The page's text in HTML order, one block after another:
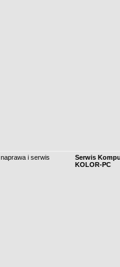
naprawa i serwis
Serwis
KOLOR-PC